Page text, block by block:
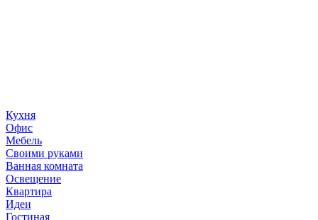
Кухня
Офис
Мебель
Своими руками
Ванная комната
Освещение
Квартира
Идеи
Гостиная